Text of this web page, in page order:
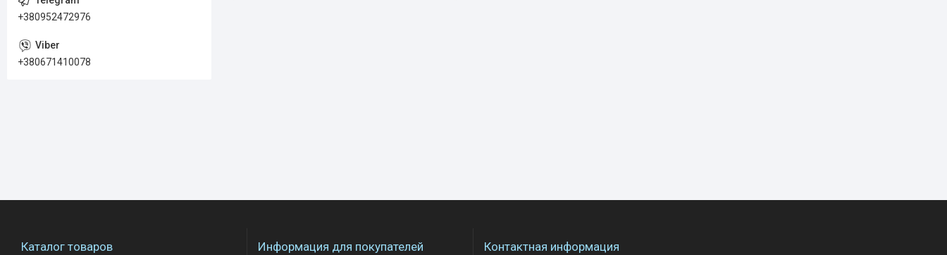
+380952472976
+380671410078
Каталог товаров Информация для покупателей Контактная информация